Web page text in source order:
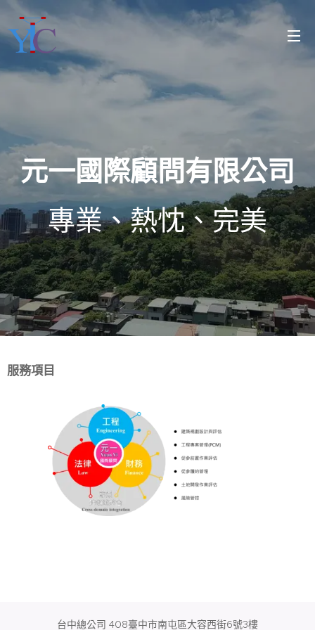
元一國際顧問有限公司
專業、熱忱、完美
服務項目
台中總公司 408臺中市南屯區大容西街6號3樓